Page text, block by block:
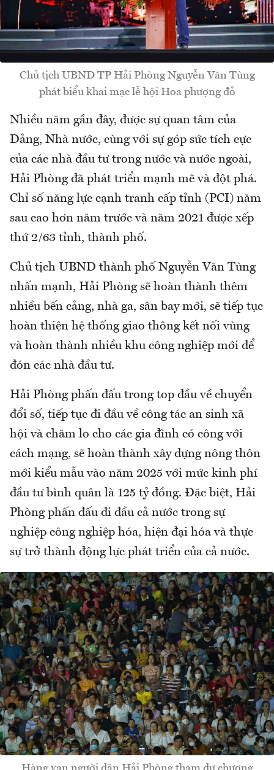
Chủ tịch UBND TP Hải Phòng Nguyễn Văn Tùng
phát biểu khai mạc lễ hội Hoa phượng đỏ
Nhiều năm gần đây, được sự quan tâm của
Đảng, Nhà nước, cùng với sự góp sức tích cực
của các nhà đầu tư trong nước và nước ngoài,
Hải Phòng đã phát triển mạnh mẽ và đột phá.
Chỉ số năng lực cạnh tranh cấp tỉnh (PCI) năm
sau cao hơn năm trước và năm 2021 được xếp
thứ 2/63 tỉnh, thành phố.
Chủ tịch UBND thành phố Nguyễn Văn Tùng
nhấn mạnh, Hải Phòng sẽ hoàn thành thêm
nhiều bến cảng, nhà ga, sân bay mới, sẽ tiếp tục
hoàn thiện hệ thống giao thông kết nối vùng
và hoàn thành nhiều khu công nghiệp mới để
đón các nhà đầu tư.
Hải Phòng phấn đấu trong top đầu về chuyển
đổi số, tiếp tục đi đầu về công tác an sinh xã
hội và chăm lo cho các gia đình có công với
cách mạng, sẽ hoàn thành xây dựng nông thôn
mới kiểu mẫu vào năm 2025 với mức kinh phí
đầu tư bình quân là 125 tỷ đồng. Đặc biệt, Hải
Phòng phấn đấu đi đầu cả nước trong sự
nghiệp công nghiệp hóa, hiện đại hóa và thực
sự trở thành động lực phát triển của cả nước.